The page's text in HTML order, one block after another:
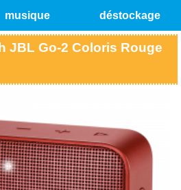
détachées
musique déstockage
JBL Go-2 Coloris Rouge